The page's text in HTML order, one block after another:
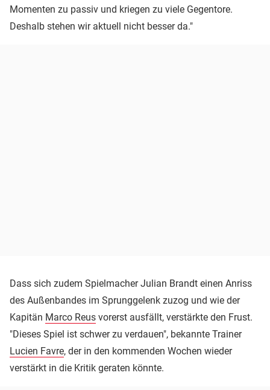
Momenten zu passiv und kriegen zu viele Gegentore.
Deshalb stehen wir aktuell nicht besser da."
Dass sich zudem Spielmacher Julian Brandt einen Anriss
des Außenbandes im Sprunggelenk zuzog und wie der
Kapitän Marco Reus vorerst ausfällt, verstärkte den Frust.
"Dieses Spiel ist schwer zu verdauen", bekannte Trainer
Lucien Favre, der in den kommenden Wochen wieder
verstärkt in die Kritik geraten könnte.